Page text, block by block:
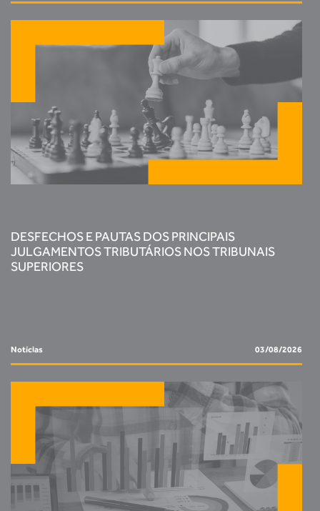
DESFECHOS E PAUTAS DOS PRINCIPAIS
JULGAMENTOS TRIBUTÁRIOS NOS TRIBUNAIS
SUPERIORES
Notícias 03/08/2026